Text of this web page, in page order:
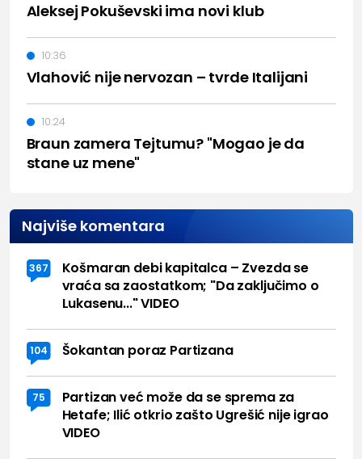
Aleksej Pokuševski ima novi klub
Vlahović nije nervozan – tvrde Italijani
10:36
Braun zamera Tejtumu? "Mogao je da
stane uz mene"
10:24
Najviše komentara
367
Košmaran debi kapitalca – Zvezda se
vraća sa zaostatkom; "Da zaključimo o
Lukasenu..." VIDEO
104 Šokantan poraz Partizana
75
Partizan već može da se sprema za
Hetafe; Ilić otkrio zašto Ugrešić nije igrao
VIDEO